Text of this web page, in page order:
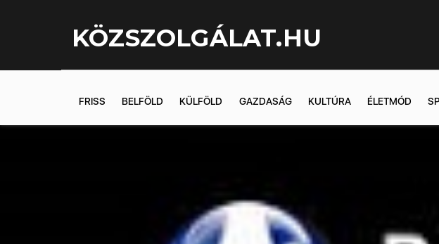
KÖZSZOLGÁLAT.HU
FRISS BELFÖLD KÜLFÖLD GAZDASÁG KULTÚRA ÉLETMÓD